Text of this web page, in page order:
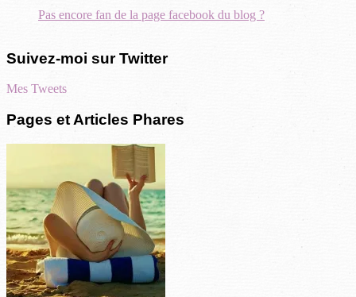
Pas encore fan de la page facebook du blog ?
Suivez-moi sur Twitter
Mes Tweets
Pages et Articles Phares